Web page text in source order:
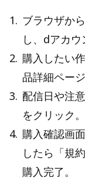
1. ブラウザか
し、dアカウ
2. 購入したい
品詳細ページ
3. 配信日や注
をクリック。
4. 購入確認画
したら「規
購入完了。